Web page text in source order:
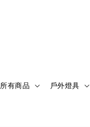
所有商品 戶外燈具